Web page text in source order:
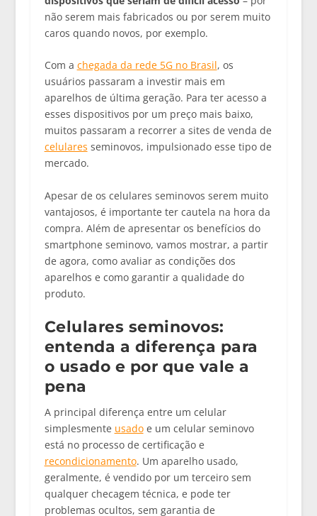
não serem mais fabricados ou por serem muito
caros quando novos, por exemplo.
Com a chegada da rede 5G no Brasil, os
usuários passaram a investir mais em
aparelhos de última geração. Para ter acesso a
esses dispositivos por um preço mais baixo,
muitos passaram a recorrer a sites de venda de
celulares seminovos, impulsionado esse tipo de
mercado.
Apesar de os celulares seminovos serem muito
vantajosos, é importante ter cautela na hora da
compra. Além de apresentar os benefícios do
smartphone seminovo, vamos mostrar, a partir
de agora, como avaliar as condições dos
aparelhos e como garantir a qualidade do
produto.
Celulares seminovos:
entenda a diferença para
o usado e por que vale a
pena
A principal diferença entre um celular
simplesmente usadoe um celular seminovo
está no processo de certificação e
recondicionamento. Um aparelho usado,
geralmente, é vendido por um terceiro sem
qualquer checagem técnica, e pode ter
problemas ocultos, sem garantia de